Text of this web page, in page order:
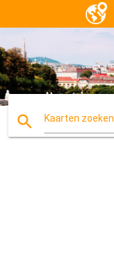
search Kaarten zoeken